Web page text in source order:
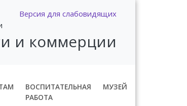
Версия для слабовидящих
и коммерции
ВОСПИТАТЕЛЬНАЯ
РАБОТА
МУЗЕЙ